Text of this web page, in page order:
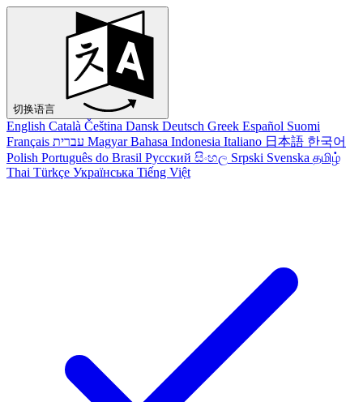
切换语言
English Català Čeština Dansk Deutsch Greek Español Suomi
Français עברית Magyar Bahasa Indonesia Italiano 日本語 한국어
Polish Português do Brasil Русский සිංහල Srpski Svenska தமிழ்
Thai Türkçe Українська Tiếng Việt